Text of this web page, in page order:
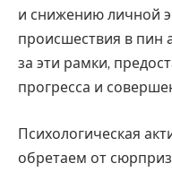
и снижению личной
происшествия в пин
за эти рамки,
прогресса и
Психологическая
обретаем от